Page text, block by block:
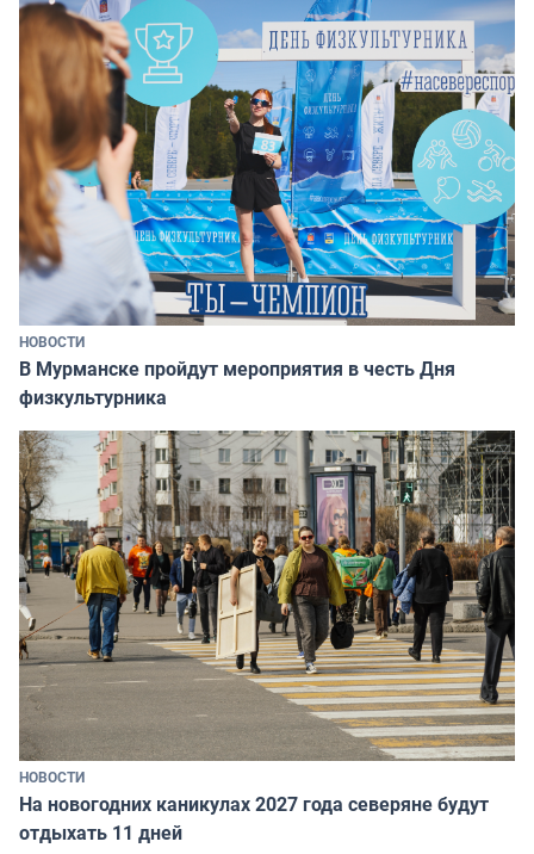
НОВОСТИ
В Мурманске пройдут мероприятия в честь Дня
физкультурника
НОВОСТИ
На новогодних каникулах 2027 года северяне будут
отдыхать 11 дней